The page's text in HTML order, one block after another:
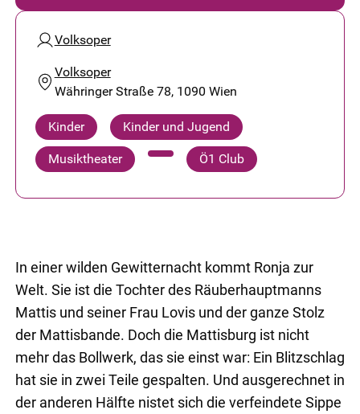
Volksoper
Volksoper
Währinger Straße 78, 1090 Wien
Kinder Kinder und Jugend
Musiktheater Ö1 Club
In einer wilden Gewitternacht kommt Ronja zur
Welt. Sie ist die Tochter des Räuberhauptmanns
Mattis und seiner Frau Lovis und der ganze Stolz
der Mattisbande. Doch die Mattisburg ist nicht
mehr das Bollwerk, das sie einst war: Ein Blitzschlag
hat sie in zwei Teile gespalten. Und ausgerechnet in
der anderen Hälfte nistet sich die verfeindete Sippe